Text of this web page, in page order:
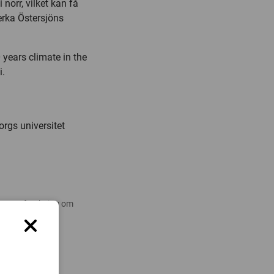
vilket kan få
Östersjöns
climate in the
universitet
forskning om